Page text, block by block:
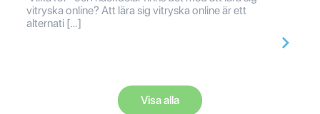
vitryska online? Att lära sig vitryska online är ett
alternati […]
Visa alla